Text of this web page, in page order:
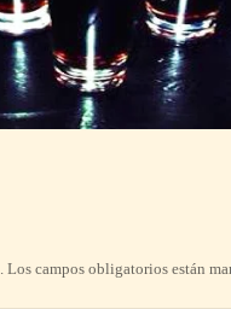
Los campos obligatorios están